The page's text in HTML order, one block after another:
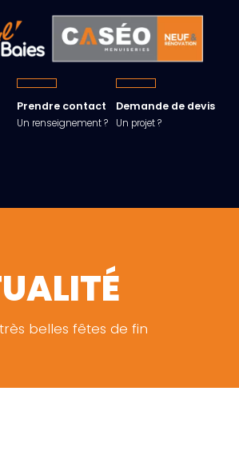
Prendre contact
Un renseignement ?
Demande de devis
Un projet ?
belles fêtes de fin